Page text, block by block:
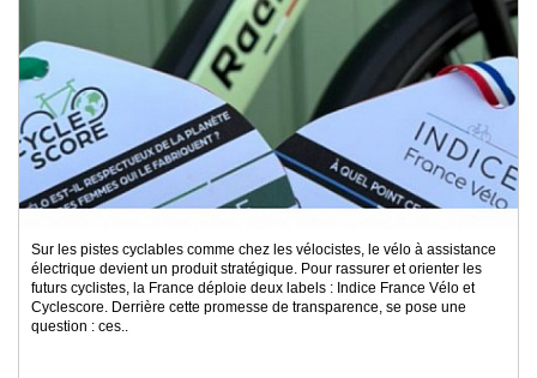
Sur les pistes cyclables comme chez les vélocistes, le vélo à assistance
électrique devient un produit stratégique. Pour rassurer et orienter les
futurs cyclistes, la France déploie deux labels : Indice France Vélo et
Cyclescore. Derrière cette promesse de transparence, se pose une
question : ces..